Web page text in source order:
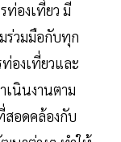
องเที่ยว มี
ร่วมมือกับทุก
องเที่ยวและ
เนินงานตาม
อดคล้องกับ